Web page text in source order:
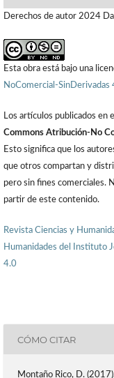
Derechos de autor 2024
Esta obra está bajo una
NoComercial-SinDerivadas
Los artículos publicados en
Commons Atribución-No
Esto significa que los
que otros compartan y
pero sin fines comerciales.
partir de este contenido.
Revista Ciencias y
Humanidades del Instituto
4.0
CÓMO CITAR
Montaño Rico, D.